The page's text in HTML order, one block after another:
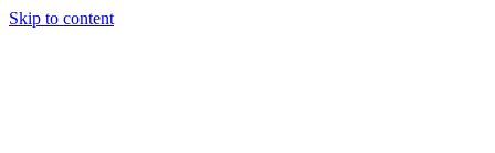
Skip to content